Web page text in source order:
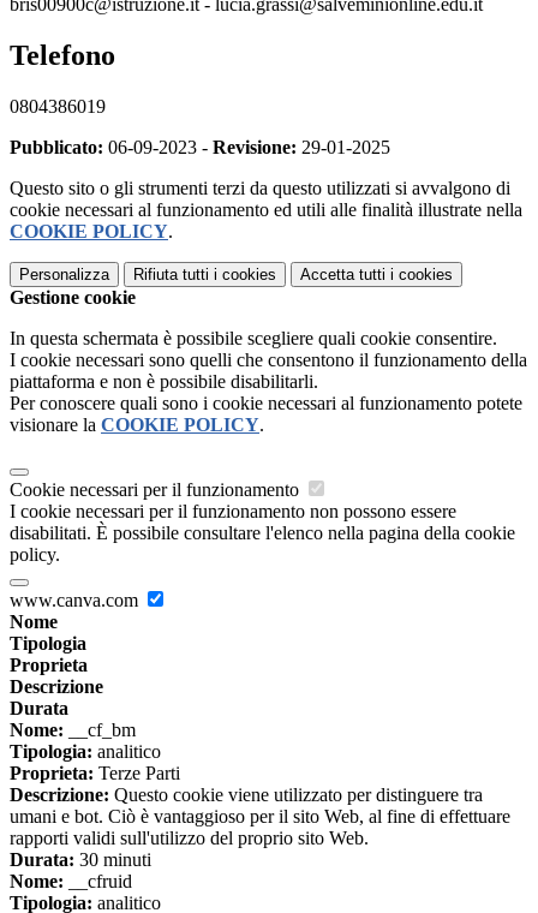
bris00900c@istruzione.it - lucia.grassi@salveminionline.edu.it
Telefono
0804386019
Pubblicato: 06-09-2023 - Revisione: 29-01-2025
Questo sito o gli strumenti terzi da questo utilizzati si avvalgono di
cookie necessari al funzionamento ed utili alle finalità illustrate nella
COOKIE POLICY.
Personalizza Rifiuta tutti i cookies Accetta tutti i cookies
Gestione cookie
In questa schermata è possibile scegliere quali cookie consentire.
I cookie necessari sono quelli che consentono il funzionamento della
piattaforma e non è possibile disabilitarli.
Per conoscere quali sono i cookie necessari al funzionamento potete
visionare la COOKIE POLICY.
Cookie necessari per il funzionamento
I cookie necessari per il funzionamento non possono essere
disabilitati. È possibile consultare l'elenco nella pagina della cookie
policy.
www.canva.com
Nome
Tipologia
Proprieta
Descrizione
Durata
Nome: __cf_bm
Tipologia: analitico
Proprieta: Terze Parti
Descrizione: Questo cookie viene utilizzato per distinguere tra
umani e bot. Ciò è vantaggioso per il sito Web, al fine di effettuare
rapporti validi sull'utilizzo del proprio sito Web.
Durata: 30 minuti
Nome: __cfruid
Tipologia: analitico